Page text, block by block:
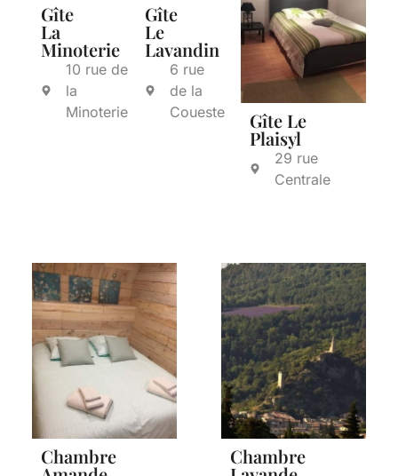
Gîte
La
Minoterie
10 rue de
la
Minoterie
Gîte
Le
Lavandin
6 rue
de la
Coueste
Gîte Le
Plaisyl
29 rue
Centrale
Chambre Chambre